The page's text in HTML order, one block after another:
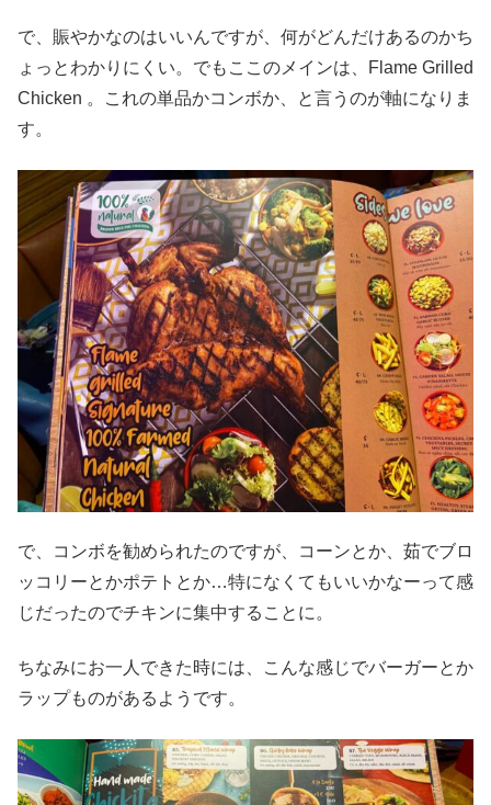
で、賑やかなのはいいんですが、何がどんだけあるのかち
ょっとわかりにくい。でもここのメインは、Flame Grilled
Chicken 。これの単品かコンボか、と言うのが軸になりま
す。
で、コンボを勧められたのですが、コーンとか、茹でブロ
ッコリーとかポテトとか…特になくてもいいかなーって感
じだったのでチキンに集中することに。
ちなみにお一人できた時には、こんな感じでバーガーとか
ラップものがあるようです。